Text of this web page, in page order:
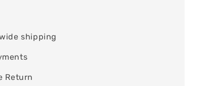
shipping
Return